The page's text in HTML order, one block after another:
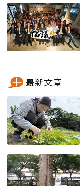
最新文章